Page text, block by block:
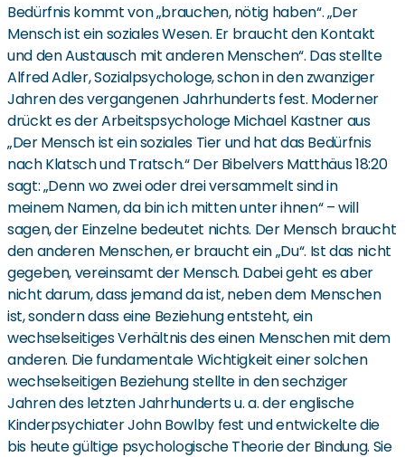
Bedürfnis kommt von „brauchen, nötig haben“. „Der
Mensch ist ein soziales Wesen. Er braucht den Kontakt
und den Austausch mit anderen Menschen“. Das stellte
Alfred Adler, Sozialpsychologe, schon in den zwanziger
Jahren des vergangenen Jahrhunderts fest. Moderner
drückt es der Arbeitspsychologe Michael Kastner aus
„Der Mensch ist ein soziales Tier und hat das Bedürfnis
nach Klatsch und Tratsch.“ Der Bibelvers Matthäus 18:20
sagt: „Denn wo zwei oder drei versammelt sind in
meinem Namen, da bin ich mitten unter ihnen“ – will
sagen, der Einzelne bedeutet nichts. Der Mensch braucht
den anderen Menschen, er braucht ein „Du“. Ist das nicht
gegeben, vereinsamt der Mensch. Dabei geht es aber
nicht darum, dass jemand da ist, neben dem Menschen
ist, sondern dass eine Beziehung entsteht, ein
wechselseitiges Verhältnis des einen Menschen mit dem
anderen. Die fundamentale Wichtigkeit einer solchen
wechselseitigen Beziehung stellte in den sechziger
Jahren des letzten Jahrhunderts u. a. der englische
Kinderpsychiater John Bowlby fest und entwickelte die
bis heute gültige psychologische Theorie der Bindung. Sie